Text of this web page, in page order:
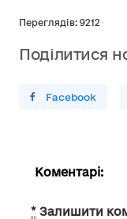
Переглядів: 9212
Поділитися
У Facebook
Коментарі:
* Залишити